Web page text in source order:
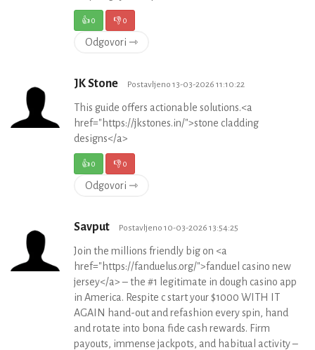
👍0 👎0
Odgovori ⇾
JK Stone Postavljeno 13-03-2026 11:10:22
This guide offers actionable solutions.<a
href="https://jkstones.in/">stone cladding
designs</a>
👍0 👎0
Odgovori ⇾
Savput Postavljeno 10-03-2026 13:54:25
Join the millions friendly big on <a
href="https://fanduelus.org/">fanduel casino new
jersey</a> – the #1 legitimate in dough casino app
in America. Respite c start your $1000 WITH IT
AGAIN hand-out and refashion every spin, hand
and rotate into bona fide cash rewards. Firm
payouts, immense jackpots, and habitual activity –